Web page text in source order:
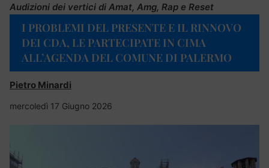
Audizioni dei vertici di Amat, Amg, Rap e Reset
I PROBLEMI DEL PRESENTE E IL RINNOVO
DEI CDA, LE PARTECIPATE IN CIMA
ALL’AGENDA DEL COMUNE DI PALERMO
Pietro Minardi
mercoledì 17 Giugno 2026